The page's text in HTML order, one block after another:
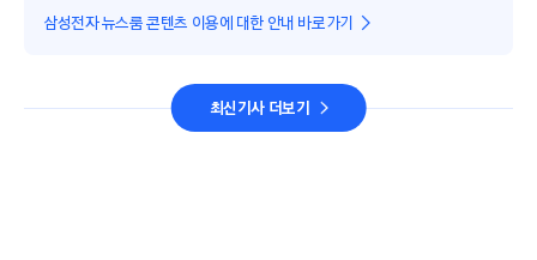
삼성전자 뉴스룸 콘텐츠 이용에 대한 안내 바로가기
최신기사 더보기